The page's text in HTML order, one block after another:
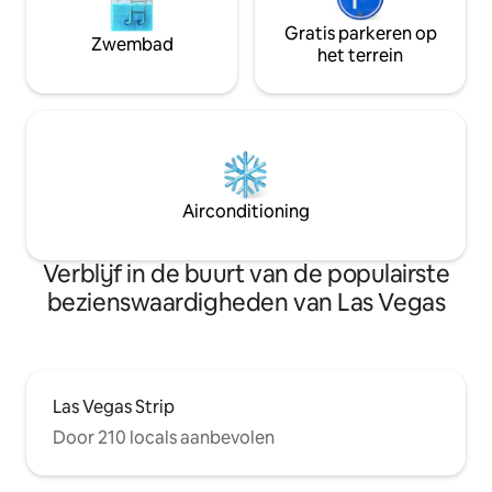
Zwembad
Gratis parkeren op
het terrein
Airconditioning
Verblijf in de buurt van de populairste
bezienswaardigheden van Las Vegas
Las Vegas Strip
Door 210 locals aanbevolen